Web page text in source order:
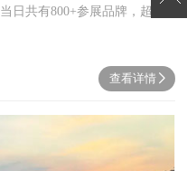
日共有800+参展品牌，超300
查看详情 next